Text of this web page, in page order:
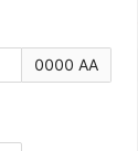
0000 AA